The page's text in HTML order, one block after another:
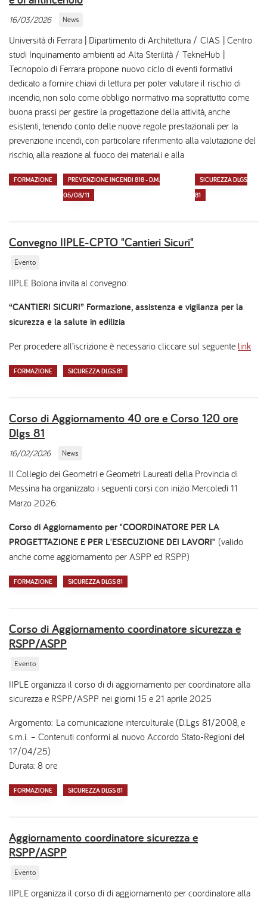
16/03/2026 News
Università di Ferrara | Dipartimento di Architettura / CIAS | Centro
studi Inquinamento ambienti ad Alta Sterilità / TekneHub |
Tecnopolo di Ferrara propone nuovo ciclo di eventi formativi
dedicato a fornire chiavi di lettura per poter valutare il rischio di
incendio, non solo come obbligo normativo ma soprattutto come
buona prassi per gestire la progettazione della attività, anche
esistenti, tenendo conto delle nuove regole prestazionali per la
prevenzione incendi, con particolare riferimento alla valutazione del
rischio, alla reazione al fuoco dei materiali e alla
FORMAZIONE
PREVENZIONE INCENDI 818 - D.M.
05/08/11
SICUREZZA DLGS
81
Convegno IIPLE-CPTO "Cantieri Sicuri"
Evento
IIPLE Bolona invita al convegno:
“CANTIERI SICURI” Formazione, assistenza e vigilanza per la
sicurezza e la salute in edilizia
Per procedere all’iscrizione è necessario cliccare sul seguente link
FORMAZIONE SICUREZZA DLGS 81
Corso di Aggiornamento 40 ore e Corso 120 ore
Dlgs 81
16/02/2026 News
Il Collegio dei Geometri e Geometri Laureati della Provincia di
Messina ha organizzato i seguenti corsi con inizio Mercoledì 11
Marzo 2026:
Corso di Aggiornamento per "COORDINATORE PER LA
PROGETTAZIONE E PER L'ESECUZIONE DEI LAVORI" (valido
anche come aggiornamento per ASPP ed RSPP)
FORMAZIONE SICUREZZA DLGS 81
Corso di Aggiornamento coordinatore sicurezza e
RSPP/ASPP
Evento
IIPLE organizza il corso di di aggiornamento per coordinatore alla
sicurezza e RSPP/ASPP nei giorni 15 e 21 aprile 2025
Argomento: La comunicazione interculturale (D.Lgs 81/2008, e
s.m.i. – Contenuti conformi al nuovo Accordo Stato-Regioni del
17/04/25)
Durata: 8 ore
FORMAZIONE SICUREZZA DLGS 81
Aggiornamento coordinatore sicurezza e
RSPP/ASPP
Evento
IIPLE organizza il corso di di aggiornamento per coordinatore alla